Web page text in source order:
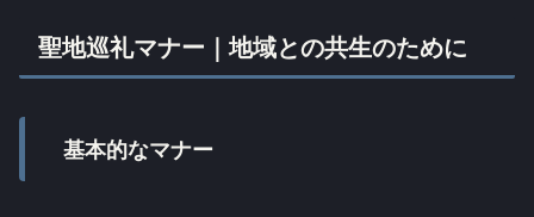
聖地巡礼マナー｜地域との共生のために
基本的なマナー